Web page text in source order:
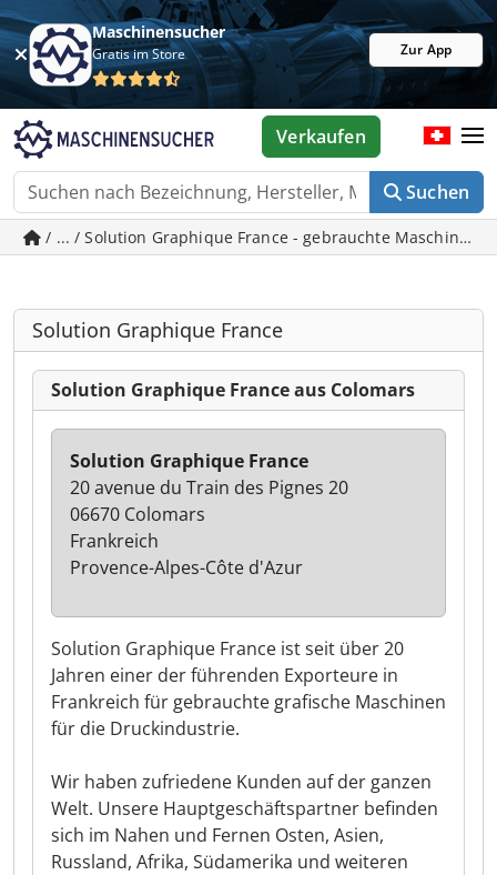
Maschinensucher
Gratis im Store Zur App
Suchen
Verkaufen
/ ... / Solution Graphique France - gebrauchte Maschinen
Solution Graphique France
Solution Graphique France aus Colomars
Solution Graphique France ist seit über 20
Jahren einer der führenden Exporteure in
Frankreich für gebrauchte grafische Maschinen
für die Druckindustrie.
Wir haben zufriedene Kunden auf der ganzen
Welt. Unsere Hauptgeschäftspartner befinden
sich im Nahen und Fernen Osten, Asien,
Russland, Afrika, Südamerika und weiteren
Solution Graphique France
20 avenue du Train des Pignes 20
06670 Colomars
Frankreich
Provence-Alpes-Côte d'Azur